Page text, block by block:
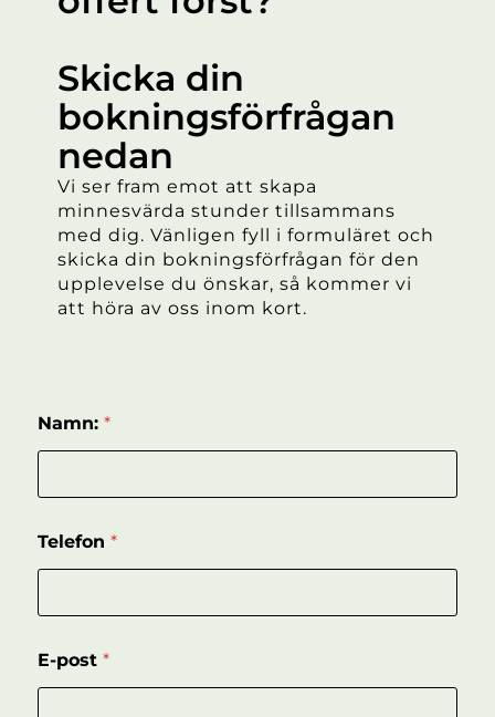
Skicka din
bokningsförfrågan
nedan
Vi ser fram emot att skapa
minnesvärda stunder tillsammans
med dig. Vänligen fyll i formuläret och
skicka din bokningsförfrågan för den
upplevelse du önskar, så kommer vi
att höra av oss inom kort.
Namn:*
Telefon*
E-post*